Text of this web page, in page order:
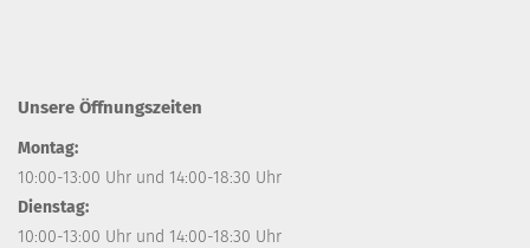
Unsere Öffnungszeiten
Montag:
10:00-13:00 Uhr und 14:00-18:30 Uhr
Dienstag:
10:00-13:00 Uhr und 14:00-18:30 Uhr